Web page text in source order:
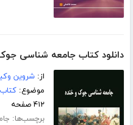
دانلود کتاب جامعه شناسی
از:شروین
موضوع:
۴۱۲ صفحه
برچسب‌ها: